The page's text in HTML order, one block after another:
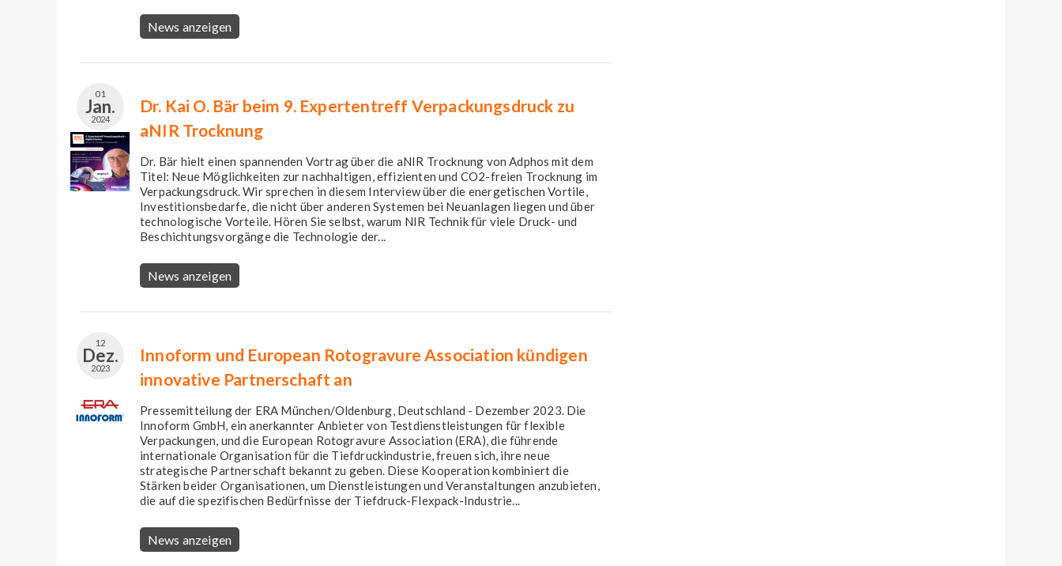
News anzeigen
01
Jan.
2024
Dr. Kai O. Bär beim 9. Expertentreff Verpackungsdruck zu
aNIR Trocknung
Dr. Bär ⁠hielt einen spannenden Vortrag über die aNIR Trocknung von Adphos mit dem
Titel: Neue Möglichkeiten zur nachhaltigen, effizienten und CO2-freien Trocknung im
Verpackungsdruck. Wir sprechen in diesem Interview über die energetischen Vortile,
Investitionsbedarfe, die nicht über anderen Systemen bei Neuanlagen liegen und über
technologische Vorteile. Hören Sie selbst, warum NIR Technik für viele Druck- und
Beschichtungsvorgänge die Technologie der...
News anzeigen
12
Dez.
2023
Innoform und European Rotogravure Association kündigen
innovative Partnerschaft an
Pressemitteilung der ERA München/Oldenburg, Deutschland - Dezember 2023. Die
Innoform GmbH, ein anerkannter Anbieter von Testdienstleistungen für flexible
Verpackungen, und die European Rotogravure Association (ERA), die führende
internationale Organisation für die Tiefdruckindustrie, freuen sich, ihre neue
strategische Partnerschaft bekannt zu geben. Diese Kooperation kombiniert die
Stärken beider Organisationen, um Dienstleistungen und Veranstaltungen anzubieten,
die auf die spezifischen Bedürfnisse der Tiefdruck-Flexpack-Industrie...
News anzeigen